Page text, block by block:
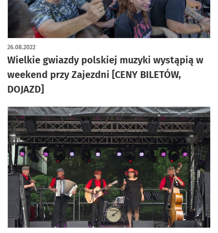
Wielkie gwiazdy polskiej muzyki wystąpią w
weekend przy Zajezdni [CENY BILETÓW,
DOJAZD]
26.08.2022